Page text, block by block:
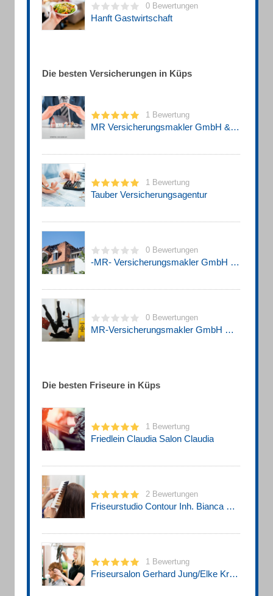
0 Bewertungen
Hanft Gastwirtschaft
Die besten Versicherungen in Küps
1 Bewertung
MR Versicherungsmakler GmbH & Co. KG
1 Bewertung
Tauber Versicherungsagentur
0 Bewertungen
-MR- Versicherungsmakler GmbH & Co. KG
0 Bewertungen
MR-Versicherungsmakler GmbH Co.KG Versicherungsmakler
Die besten Friseure in Küps
1 Bewertung
Friedlein Claudia Salon Claudia
2 Bewertungen
Friseurstudio Contour Inh. Bianca Setale
1 Bewertung
Friseursalon Gerhard Jung/Elke Kraus